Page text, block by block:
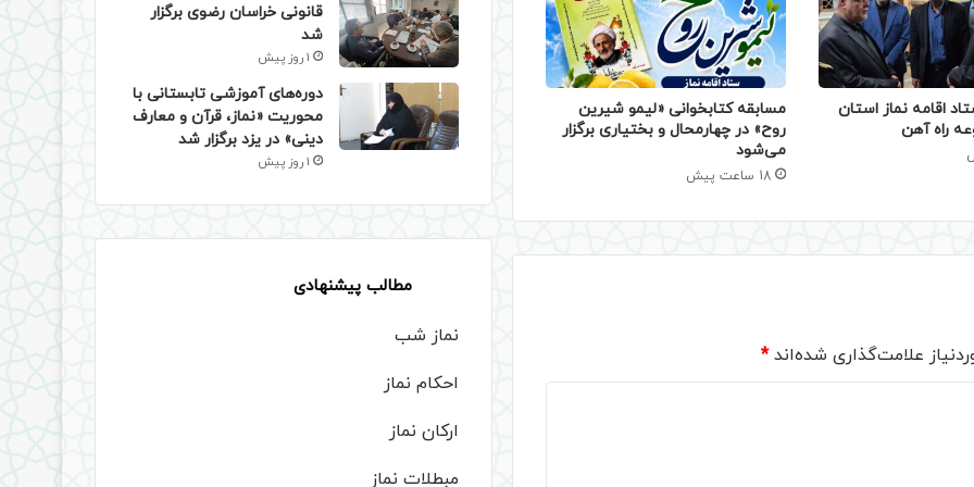
اقامه نماز استان
راه آهن
مسابقه کتابخوانی «لیمو شیرین
روح» در چهارمحال و بختیاری برگزار
می‌شود
18 ساعت پیش
علامت‌گذاری شده‌اند*
قانونی خراسان رضوی برگزار
شد
1 روز پیش
دوره‌های آموزشی تابستانی با
محوریت «نماز، قرآن و معارف
دینی» در یزد برگزار شد
1 روز پیش
مطالب پیشنهادی
نماز شب
احکام نماز
ارکان نماز
مبطلات نماز